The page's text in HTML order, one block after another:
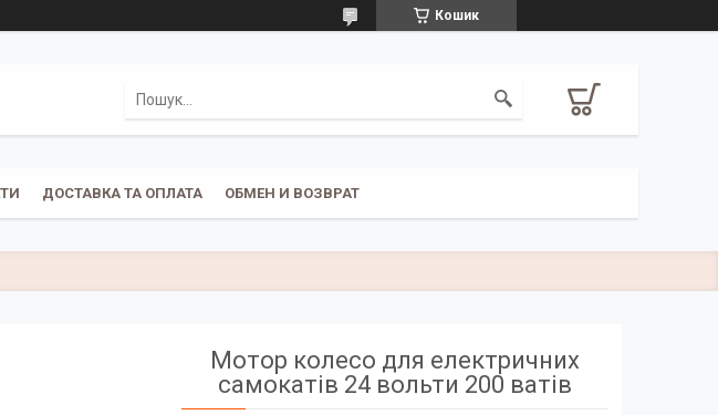
Кошик
ДОСТАВКА ТА ОПЛАТА ОБМЕН И ВОЗВРАТ
Мотор колесо для електричних
самокатів 24 вольти 200 ватів